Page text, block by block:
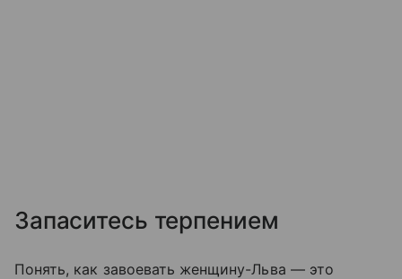
Запаситесь терпением
Понять, как завоевать женщину-Льва — это